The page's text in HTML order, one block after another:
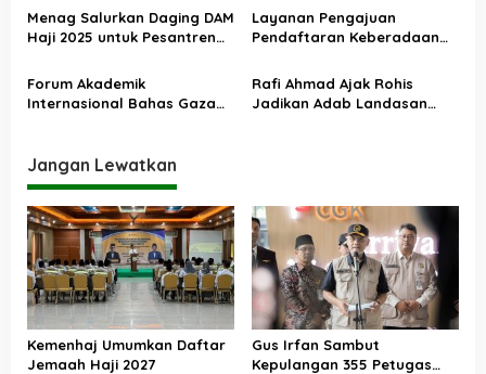
s
Diangkat PPPK
Menag Salurkan Daging DAM
Haji 2025 untuk Pesantren
Layanan Pengajuan
Pendaftaran Keberadaan
Januari 2026
Forum Akademik
Internasional Bahas Gaza
Rafi Ahmad Ajak Rohis
Jadikan Adab Landasan
Jangan Lewatkan
Kemenhaj Umumkan Daftar
Jemaah Haji 2027
Gus Irfan Sambut
Kepulangan 355 Petugas